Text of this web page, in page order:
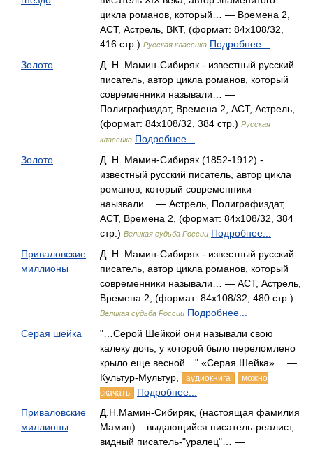
цикла романов, который… — Времена 2,
АСТ, Астрель, ВКТ, (формат: 84x108/32,
416 стр.) Русская классика Подробнее...
Золото
Д. Н. Мамин-Сибиряк - известный русский
писатель, автор цикла романов, который
современники называли… —
Полиграфиздат, Времена 2, АСТ, Астрель,
(формат: 84x108/32, 384 стр.) Русская
классика Подробнее...
Золото
Д. Н. Мамин-Сибиряк (1852-1912) -
известный русский писатель, автор цикла
романов, который современники
наызвали… — Астрель, Полиграфиздат,
АСТ, Времена 2, (формат: 84x108/32, 384
стр.) Великая судьба России Подробнее...
Приваловские
миллионы
Д. Н. Мамин-Сибиряк - известный русский
писатель, автор цикла романов, который
современники называли… — АСТ, Астрель,
Времена 2, (формат: 84x108/32, 480 стр.)
Великая судьба России Подробнее...
Серая шейка
"…Серой Шейкой они называли свою
калеку дочь, у которой было переломлено
крыло еще весной…" «Серая Шейка»… —
Культур-Мультур,
аудиокнига
можно
скачать
Подробнее...
Приваловские
миллионы
Д.Н.Мамин-Сибиряк, (настоящая фамилия
Мамин) – выдающийся писатель-реалист,
видный писатель-"уралец"… —